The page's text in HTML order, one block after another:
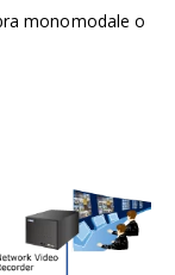
monomodale o